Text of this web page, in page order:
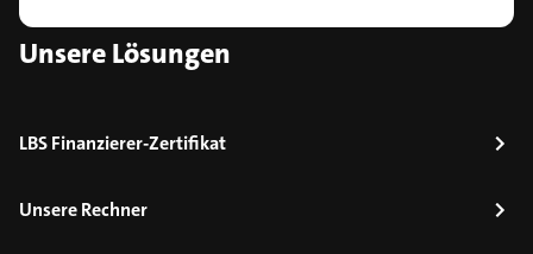
Unsere Lösungen
LBS Finanzierer-Zertifikat
Unsere Rechner